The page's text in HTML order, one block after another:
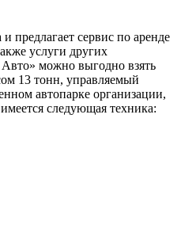
предлагает сервис по аренде
услуги других
можно выгодно взять
13 тонн, управляемый
автопарке организации,
следующая техника: